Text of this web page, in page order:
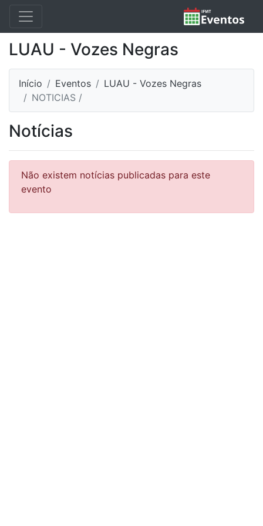
LUAU - Vozes Negras
Início Eventos
LUAU - Vozes Negras
NOTICIAS /
Notícias
Não existem notícias publicadas para este
evento